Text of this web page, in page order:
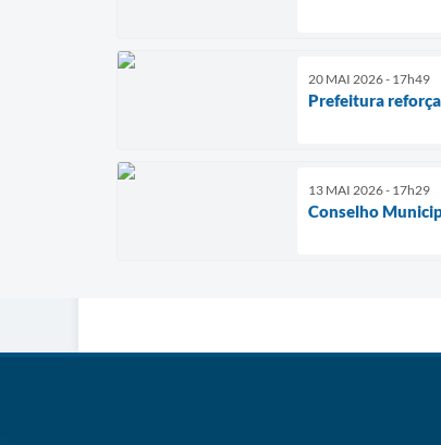
20 MAI 2026 - 17h49
Prefeitura
13 MAI 2026 - 17h29
Conselho